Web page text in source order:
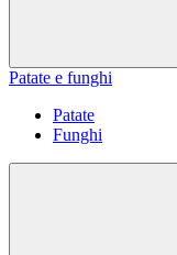
Patate e funghi
Patate
Funghi